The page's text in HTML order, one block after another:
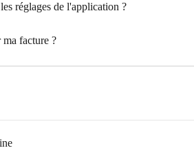
réglages de l'application ?
facture ?